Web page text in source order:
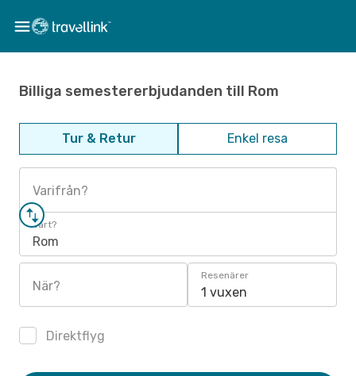
Billiga semestererbjudanden till Rom
Tur & Retur Enkel resa
Varifrån?
Vart?
Rom
När?
Resenärer
1 vuxen
Direktflyg